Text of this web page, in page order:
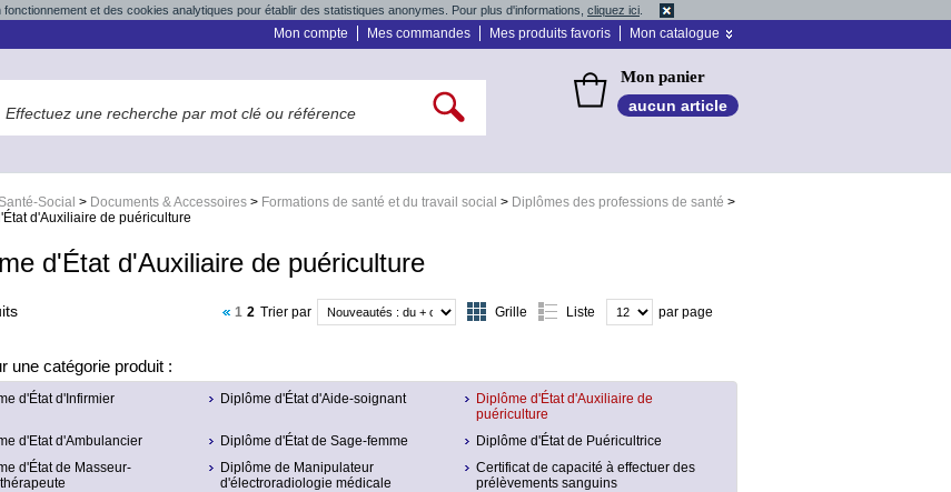
et des cookies analytiques pour établir des statistiques anonymes. Pour plus d'informations, cliquez ici
Mon compte Mes commandes Mes produits favoris Mon catalogue
Mon panier
aucun article
Santé-Social > Documents & Accessoires > Formations de santé et du travail social > Diplômes des professions de santé >
d'Auxiliaire de puériculture
d'État d'Auxiliaire de puériculture
par page
Grille Liste
Trier par
1 2
une catégorie produit :
d'État d'Infirmier Diplôme d'État d'Aide-soignant
Diplôme d'État d'Auxiliaire de
puériculture
d'Etat d'Ambulancier
Diplôme d'État de Sage-femme
Diplôme d'État de Puéricultrice
d'État de Masseur-
Diplôme de Manipulateur
d'électroradiologie médicale
Certificat de capacité à effectuer des
prélèvements sanguins